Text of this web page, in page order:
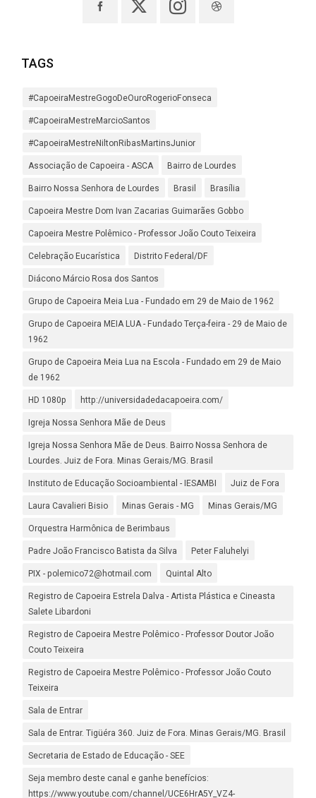
TAGS
#CapoeiraMestreGogoDeOuroRogerioFonseca
#CapoeiraMestreMarcioSantos
#CapoeiraMestreNiltonRibasMartinsJunior
Associação de Capoeira - ASCA Bairro de Lourdes
Bairro Nossa Senhora de Lourdes Brasil Brasília
Capoeira Mestre Dom Ivan Zacarias Guimarães Gobbo
Capoeira Mestre Polêmico - Professor João Couto Teixeira
Celebração Eucarística Distrito Federal/DF
Diácono Márcio Rosa dos Santos
Grupo de Capoeira Meia Lua - Fundado em 29 de Maio de 1962
Grupo de Capoeira MEIA LUA - Fundado Terça-feira - 29 de Maio de
1962
Grupo de Capoeira Meia Lua na Escola - Fundado em 29 de Maio
de 1962
HD 1080p http://universidadedacapoeira.com/
Igreja Nossa Senhora Mãe de Deus
Igreja Nossa Senhora Mãe de Deus. Bairro Nossa Senhora de
Lourdes. Juiz de Fora. Minas Gerais/MG. Brasil
Instituto de Educação Socioambiental - IESAMBI Juiz de Fora
Laura Cavalieri Bisio Minas Gerais - MG Minas Gerais/MG
Orquestra Harmônica de Berimbaus
Padre João Francisco Batista da Silva Peter Faluhelyi
PIX - polemico72@hotmail.com Quintal Alto
Registro de Capoeira Estrela Dalva - Artista Plástica e Cineasta
Salete Libardoni
Registro de Capoeira Mestre Polêmico - Professor Doutor João
Couto Teixeira
Registro de Capoeira Mestre Polêmico - Professor João Couto
Teixeira
Sala de Entrar
Sala de Entrar. Tigüéra 360. Juiz de Fora. Minas Gerais/MG. Brasil
Secretaria de Estado de Educação - SEE
Seja membro deste canal e ganhe benefícios:
https://www.youtube.com/channel/UCE6HrA5Y_VZ4-